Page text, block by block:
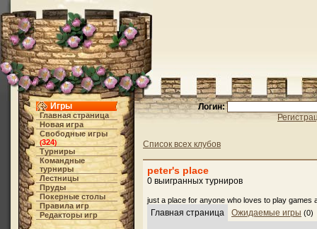
Игры
Главная страница
Новая игра
Свободные игры
(324)
Турниры
Командные
турниры
Лестницы
Пруды
Покерные столы
Правила игр
Редакторы игр
Логин:
Список всех клубов
peter's place
0 выигранных турниров
just a place for anyone who loves to play games
Главная страница Ожидаемые игры (0)